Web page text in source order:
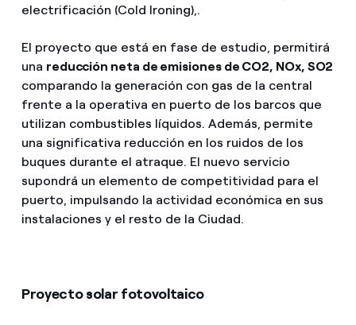
electrificación (Cold Ironing),.
El proyecto que está en fase de estudio, permitirá
una reducción neta de emisiones de CO2, NOx, SO2
comparando la generación con gas de la central
frente a la operativa en puerto de los barcos que
utilizan combustibles líquidos. Además, permite
una significativa reducción en los ruidos de los
buques durante el atraque. El nuevo servicio
supondrá un elemento de competitividad para el
puerto, impulsando la actividad económica en sus
instalaciones y el resto de la Ciudad.
Proyecto solar fotovoltaico